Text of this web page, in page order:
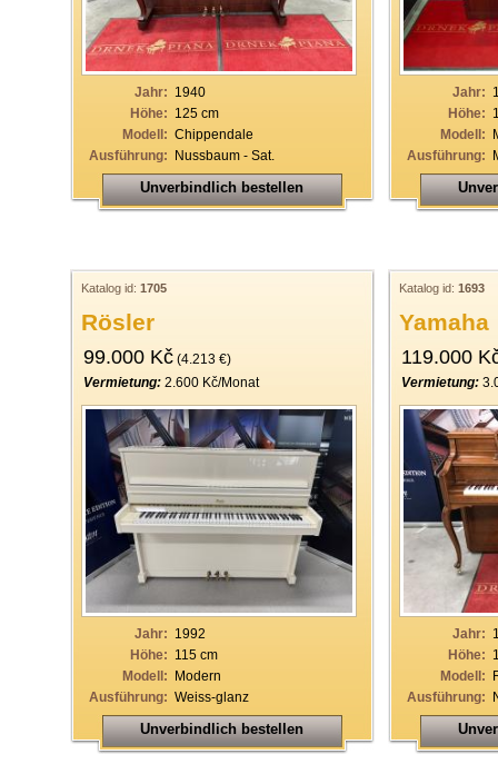
Jahr: 1940
Höhe: 125 cm
Modell: Chippendale
Ausführung: Nussbaum - Sat.
Unverbindlich bestellen
Jahr:
Höhe:
Modell:
Ausführung:
Katalog id: 1705
Rösler
99.000 Kč (4.213 €)
Vermietung: 2.600 Kč/Monat
Jahr: 1992
Höhe: 115 cm
Modell: Modern
Ausführung: Weiss-glanz
Unverbindlich bestellen
Katalog id: 1693
Yamaha
119.000
Vermietung:
Jahr:
Höhe:
Modell:
Ausführung: